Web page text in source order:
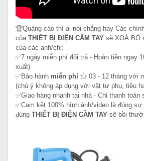
🏆Quảng cáo thì ai nói chẳng hay Các
của THIẾT BỊ ĐIỆN CẦM TAY sẽ XOÁ BỎ
của các anh/chị:
✅7 ngày miễn phí đổi trả - Hoàn tiền ngay
xuất)
✅Bảo hành miễn phí từ 03 - 12 tháng với
(chú ý không áp dụng với vật tư phụ, tiêu
✅Giao hàng nhanh tại nhà - Chỉ thanh toán
✅Cam kết 100% hình ảnh/video là đúng
đúng THIẾT BỊ ĐIỆN CẦM TAY sẽ bồi